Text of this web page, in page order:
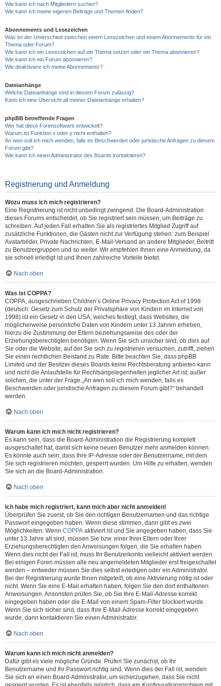
Wie kann ich nach Mitgliedern suchen?
Wie kann ich meine eigenen Beiträge und Themen finden?
Abonnements und Lesezeichen
Was ist der Unterschied zwischen einem Lesezeichen und einem Abonnements für ein
Thema oder Forum?
Wie kann ich ein Lesezeichen auf ein Thema setzen oder ein Thema abonnieren?
Wie kann ich ein Forum abonnieren?
Wie deaktiviere ich meine Abonnements?
Dateianhänge
Welche Dateianhänge sind in diesem Forum zulässig?
Kann ich eine Übersicht all meiner Dateianhänge erhalten?
phpBB betreffende Fragen
Wer hat diese Forensoftware entwickelt?
Warum ist Funktion x oder y nicht enthalten?
An wen soll ich mich wenden, falls es Beschwerden oder juristische Anfragen zu diesem
Forum gibt?
Wie kann ich einen Administrator des Boards kontaktieren?
Registrierung und Anmeldung
Wozu muss ich mich registrieren?
Eine Registrierung ist nicht unbedingt zwingend. Die Board-Administration
dieses Forums entscheidet, ob Sie registriert sein müssen, um Beiträge zu
schreiben. Auf jeden Fall erhalten Sie als registriertes Mitglied Zugriff auf
zusätzliche Funktionen, die Gästen nicht zur Verfügung stehen: zum Beispiel
Avatarbilder, Private Nachrichten, E-Mail-Versand an andere Mitglieder, Beitritt
zu Benutzergruppen und so weiter. Wir empfehlen Ihnen eine Anmeldung, da
sie schnell erledigt ist und Ihnen zahlreiche Vorteile bietet.
Nach oben
Was ist COPPA?
COPPA, ausgeschrieben Children’s Online Privacy Protection Act of 1998
(deutsch: Gesetz zum Schutz der Privatsphäre von Kindern im Internet von
1998) ist ein Gesetz in den USA, welches festlegt, dass Websites, die
möglicherweise persönliche Daten von Kindern unter 13 Jahren erheben,
hierzu die Zustimmung der Eltern beziehungsweise des oder der
Erziehungsberechtigten benötigen. Wenn Sie sich unsicher sind, ob dies auf
Sie oder die Website, auf der Sie sich zu registrieren versuchen, zutrifft, ziehen
Sie einen rechtlichen Beistand zu Rate. Bitte beachten Sie, dass phpBB
Limited und der Besitzer dieses Boards keine Rechtsberatung anbieten kann
und nicht die Anlaufstelle für Rechtsangelegenheiten jeglicher Art ist; außer
solchen, die unter der Frage „An wen soll ich mich wenden, falls es
Beschwerden oder juristische Anfragen zu diesem Forum gibt?“ behandelt
werden.
Nach oben
Warum kann ich mich nicht registrieren?
Es kann sein, dass die Board-Administration die Registrierung komplett
ausgeschaltet hat, damit sich keine neuen Benutzer mehr anmelden können.
Es könnte auch sein, dass Ihre IP-Adresse oder der Benutzername, mit dem
Sie sich registrieren möchten, gesperrt wurden. Um Hilfe zu erhalten, wenden
Sie sich an die Board-Administration.
Nach oben
Ich habe mich registriert, kann mich aber nicht anmelden!
Überprüfen Sie zuerst, ob Sie den richtigen Benutzernamen und das richtige
Passwort eingegeben haben. Wenn diese stimmen, dann gibt es zwei
Möglichkeiten. Wenn COPPA aktiviert ist und Sie angegeben haben, dass Sie
unter 13 Jahre alt sind, müssen Sie bzw. einer Ihrer Eltern oder Ihrer
Erziehungsberechtigten den Anweisungen folgen, die Sie erhalten haben.
Wenn dies nicht der Fall ist, muss Ihr Benutzerkonto vielleicht aktiviert werden.
Bei einigen Foren müssen alle neu angemeldeten Mitglieder erst freigeschaltet
werden – entweder müssen Sie dies selbst erledigen oder ein Administrator.
Bei der Registrierung wurde Ihnen mitgeteilt, ob eine Aktivierung nötig ist oder
nicht. Wenn Sie eine E-Mail erhalten haben, folgen Sie den dort enthaltenen
Anweisungen. Ansonsten prüfen Sie, ob Sie Ihre E-Mail-Adresse korrekt
eingegeben haben oder die E-Mail von einem Spam-Filter blockiert wurde.
Wenn Sie sich sicher sind, dass Ihre E-Mail-Adresse korrekt eingegeben
wurde, dann kontaktieren Sie einen Administrator.
Nach oben
Warum kann ich mich nicht anmelden?
Dafür gibt es viele mögliche Gründe. Prüfen Sie zunächst, ob Ihr
Benutzername und Ihr Passwort richtig sind. Wenn dies der Fall ist, wenden
Sie sich an einen Board-Administrator, um sicherzugehen, dass Sie nicht